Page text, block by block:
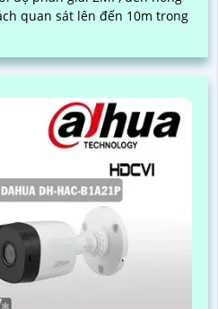
quan sát lên đến 10m trong